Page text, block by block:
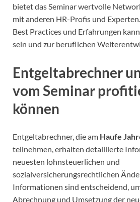
bietet das Seminar wertvolle
mit anderen HR-Profis und
Best Practices und Erfahrungen
sein und zur beruflichen
Entgeltabrechner
vom Seminar
können
Entgeltabrechner, die am Haufe
teilnehmen, erhalten detaillierte
neuesten lohnsteuerlichen und
sozialversicherungsrechtlichen
Informationen sind entscheidend,
Abrechnung und Umsetzung der